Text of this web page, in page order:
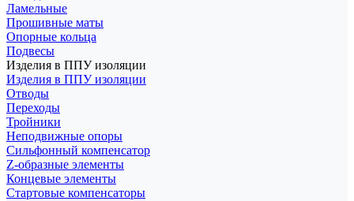
Ламельные
Прошивные маты
Опорные кольца
Подвесы
Изделия в ППУ изоляции
Изделия в ППУ изоляции
Отводы
Переходы
Тройники
Неподвижные опоры
Cильфонный компенсатор
Z-образные элементы
Концевые элементы
Стартовые компенсаторы